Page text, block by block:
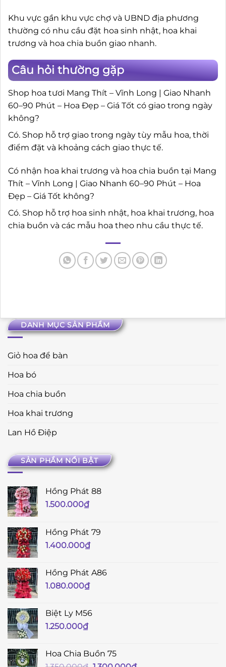
DANH MỤC SẢN PHẨM
Giỏ hoa để bàn
Hoa bó
Hoa chia buồn
Hoa khai trương
Lan Hồ Điệp
SẢN PHẨM NỔI BẬT
Hồng Phát 88
1.500.000₫
Hồng Phát 79
1.400.000₫
Hồng Phát A86
1.080.000₫
Biệt Ly M56
1.250.000₫
Hoa Chia Buồn 75
Khu vực gần khu vực chợ và UBND địa phương
thường có nhu cầu đặt hoa sinh nhật, hoa khai
trương và hoa chia buồn giao nhanh.
Câu hỏi thường gặp
Shop hoa tươi Mang Thít – Vĩnh Long | Giao Nhanh
60–90 Phút – Hoa Đẹp – Giá Tốt có giao trong ngày
không?
Có. Shop hỗ trợ giao trong ngày tùy mẫu hoa, thời
điểm đặt và khoảng cách giao thực tế.
Có nhận hoa khai trương và hoa chia buồn tại Mang
Thít – Vĩnh Long | Giao Nhanh 60–90 Phút – Hoa
Đẹp – Giá Tốt không?
Có. Shop hỗ trợ hoa sinh nhật, hoa khai trương, hoa
chia buồn và các mẫu hoa theo nhu cầu thực tế.